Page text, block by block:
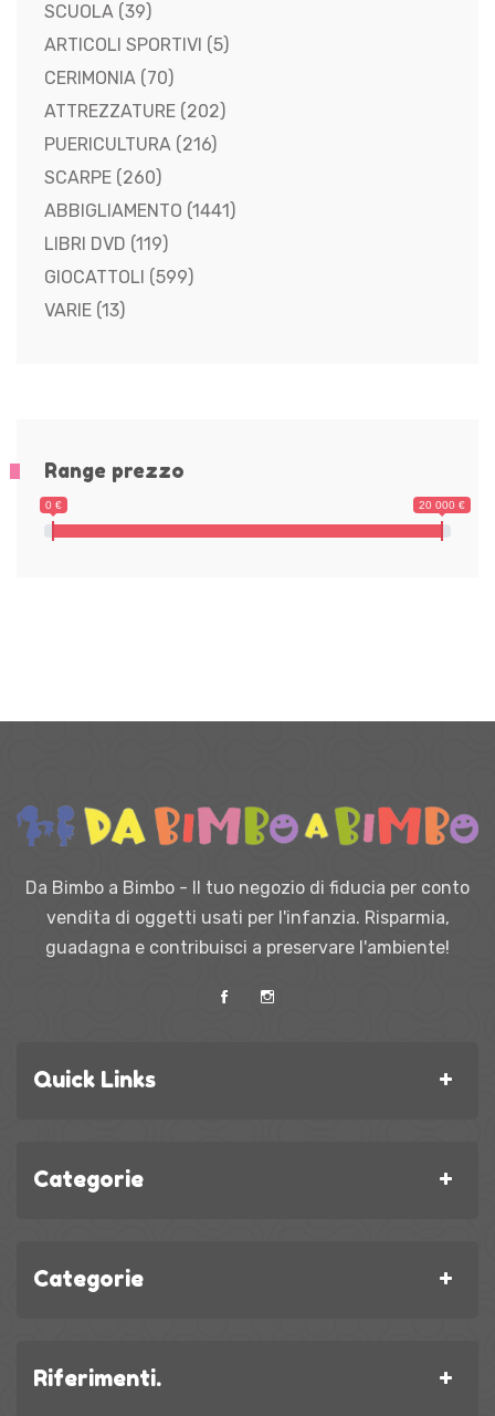
SCUOLA (39)
ARTICOLI SPORTIVI (5)
CERIMONIA (70)
ATTREZZATURE (202)
PUERICULTURA (216)
SCARPE (260)
ABBIGLIAMENTO (1441)
LIBRI DVD (119)
GIOCATTOLI (599)
VARIE (13)
Range prezzo
0 € 20 000 €
Da Bimbo a Bimbo - Il tuo negozio di fiducia per conto
vendita di oggetti usati per l'infanzia. Risparmia,
guadagna e contribuisci a preservare l'ambiente!
Quick Links
Categorie
Categorie
Riferimenti.